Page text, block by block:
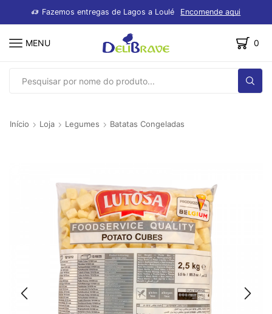
Fazemos entregas de Lagos a Loulé Encomende aqui
MENU 0
SEARCH
Início Loja Legumes Batatas Congeladas